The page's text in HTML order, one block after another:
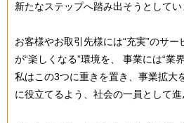
新たなステップへ踏み出そうとしてい
お客様やお取引先様には“充実”のサ
が“楽しくなる”環境を、 事業には“業
私はこの3つに重きを置き、事業拡大
に役立てるよう、社会の一員として進